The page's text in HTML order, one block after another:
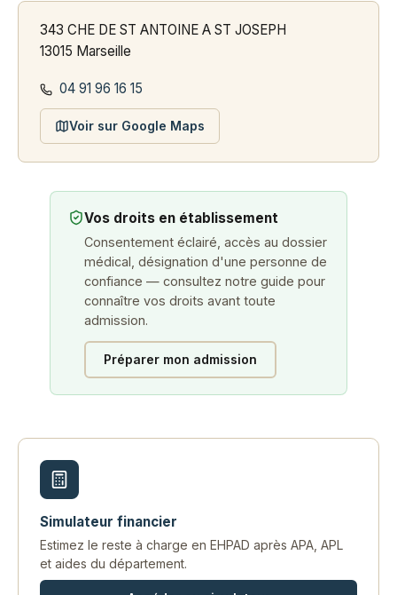
343 CHE DE ST ANTOINE A ST JOSEPH
13015 Marseille
04 91 96 16 15
Voir sur Google Maps
Vos droits en établissement
Consentement éclairé, accès au dossier
médical, désignation d'une personne de
confiance — consultez notre guide pour
connaître vos droits avant toute
admission.
Préparer mon admission
Simulateur financier
Estimez le reste à charge en EHPAD après APA, APL
et aides du département.